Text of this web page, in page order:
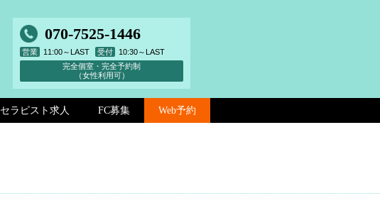
070-7525-1446
営業 11:00～LAST 受付
10:30～LAST
完全個室・完全予約制
（女性利用可）
セラピスト求人 FC募集 Web予約